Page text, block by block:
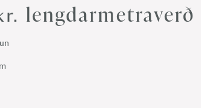
lengdarmetraverð